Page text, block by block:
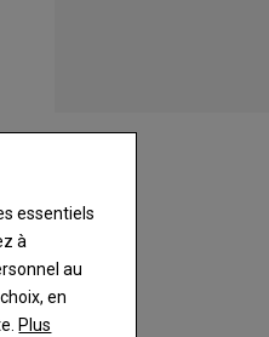
essentiels
à
au
en
Plus